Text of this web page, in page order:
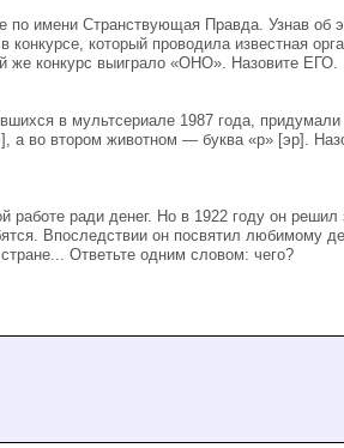
имени Странствующая Правда. Узнав об
который проводила известная
же конкурс выиграло «ОНО». Назовите ЕГО.
в мультсериале 1987 года, придумали
а во втором животном — буква «р» [эр].
ради денег. Но в 1922 году он решил
Впоследствии он посвятил любимому
Ответьте одним словом: чего?